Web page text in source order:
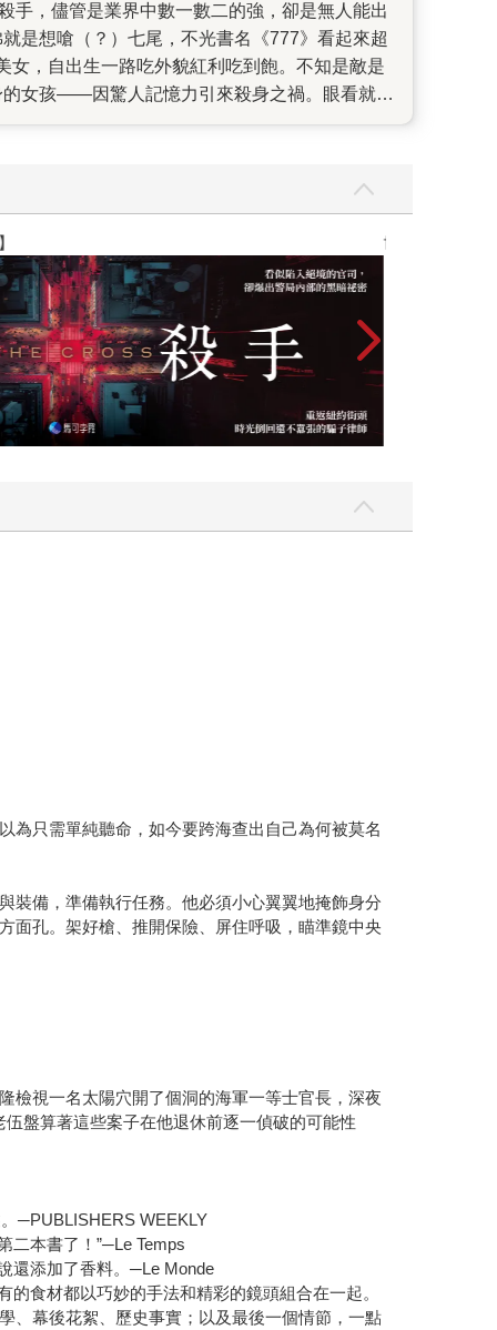
，儘管是業界中數一數二的強，卻是無人能出
是想嗆（？）七尾，不光書名《777》看起來超
，自出生一路吃外貌紅利吃到飽。不知是敵是
女孩——因驚人記憶力引來殺身之禍。眼看就要
「瓢蟲」這個角色，以及製片對續集的期待
移動的密室（飯店），伊坂給予「瓢蟲」對照式
權力之路上。沉重的主題以輕盈幽默的方式來述
如先來感受獨一無二的伊坂紙上電影，搞不好你
世界上最透明
為只需單純聽命，如今要跨海查出自己為何被莫名
裝備，準備執行任務。他必須小心翼翼地掩飾身分
面孔。架好槍、推開保險、屏住呼吸，瞄準鏡中央
檢視一名太陽穴開了個洞的海軍一等士官長，深夜
盤算著這些案子在他退休前逐一偵破的可能性
─PUBLISHERS WEEKLY
本書了！”─Le Temps
還添加了香料。─Le Monde
食材都以巧妙的手法和精彩的鏡頭組合在一起。
幕後花絮、歷史事實；以及最後一個情節，一點